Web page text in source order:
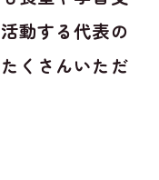
動する代表の
くさんいただ